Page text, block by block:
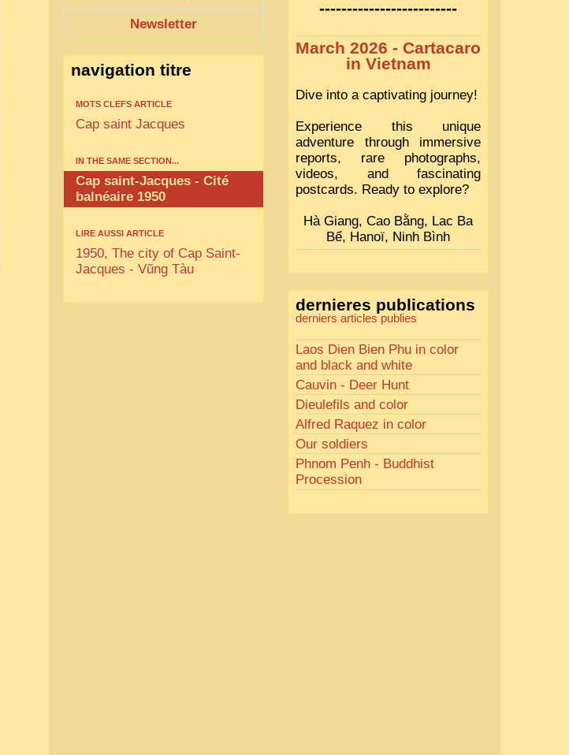
Newsletter
navigation titre
MOTS CLEFS ARTICLE
Cap saint Jacques
IN THE SAME SECTION...
Cap saint-Jacques - Cité
balnéaire 1950
LIRE AUSSI ARTICLE
1950, The city of Cap Saint-
Jacques - Vũng Tàu
-------------------------
March 2026 - Cartacaro
in Vietnam
Dive into a captivating journey!
Experience this unique
adventure through immersive
reports, rare photographs,
videos, and fascinating
postcards. Ready to explore?
Hà Giang, Cao Bằng, Lac Ba
Bể, Hanoï, Ninh Bình
dernieres publications
derniers articles publies
Laos Dien Bien Phu in color
and black and white
Cauvin - Deer Hunt
Dieulefils and color
Alfred Raquez in color
Our soldiers
Phnom Penh - Buddhist
Procession